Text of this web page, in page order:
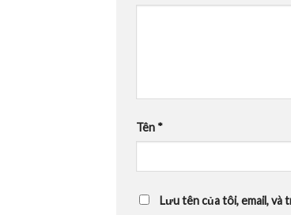
Tên *
Lưu tên của tôi, email, và